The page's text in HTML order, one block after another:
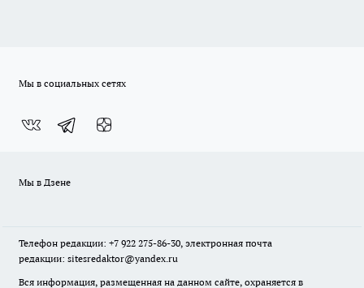
Мы в социальных сетях
Мы в Дзене
Телефон редакции: +7 922 275-86-30, электронная почта
редакции: sitesredaktor@yandex.ru
Вся информация, размещенная на данном сайте, охраняется в